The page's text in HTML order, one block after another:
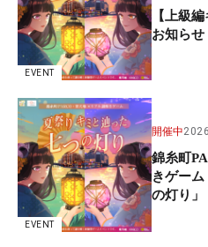
EVENT
【上級
お知らせ
EVENT
開催中
錦糸町
きゲー
の灯り」